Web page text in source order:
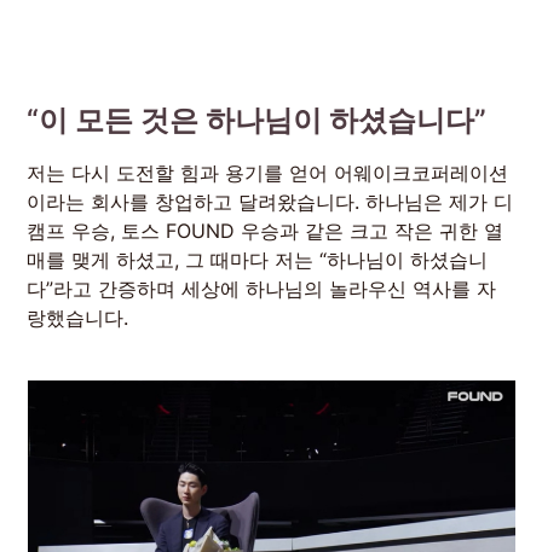
“이 모든 것은 하나님이 하셨습니다”
저는 다시 도전할 힘과 용기를 얻어 어웨이크코퍼레이션
이라는 회사를 창업하고 달려왔습니다. 하나님은 제가 디
캠프 우승, 토스 FOUND 우승과 같은 크고 작은 귀한 열
매를 맺게 하셨고, 그 때마다 저는 “하나님이 하셨습니
다”라고 간증하며 세상에 하나님의 놀라우신 역사를 자
랑했습니다.